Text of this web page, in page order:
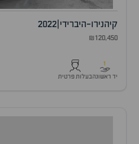
קיהנירו-היברידי 2022
₪120,450
1
יד ראשונהבעלות פרטית